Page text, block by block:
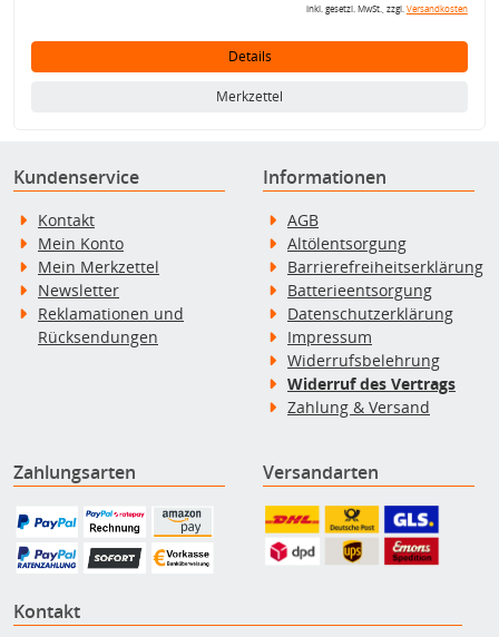
inkl. gesetzl. MwSt., zzgl.Versandkosten
Details
Merkzettel
Kundenservice
Kontakt
Mein Konto
Mein Merkzettel
Newsletter
Reklamationen und
Rücksendungen
Informationen
AGB
Altölentsorgung
Barrierefreiheitserklärung
Batterieentsorgung
Datenschutzerklärung
Impressum
Widerrufsbelehrung
Widerruf des Vertrags
Zahlung & Versand
Zahlungsarten Versandarten
Kontakt